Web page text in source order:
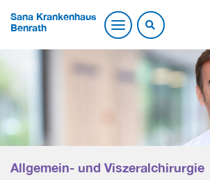
Sana Krankenhaus
Benrath
Allgemein- und Viszeralchirurgie